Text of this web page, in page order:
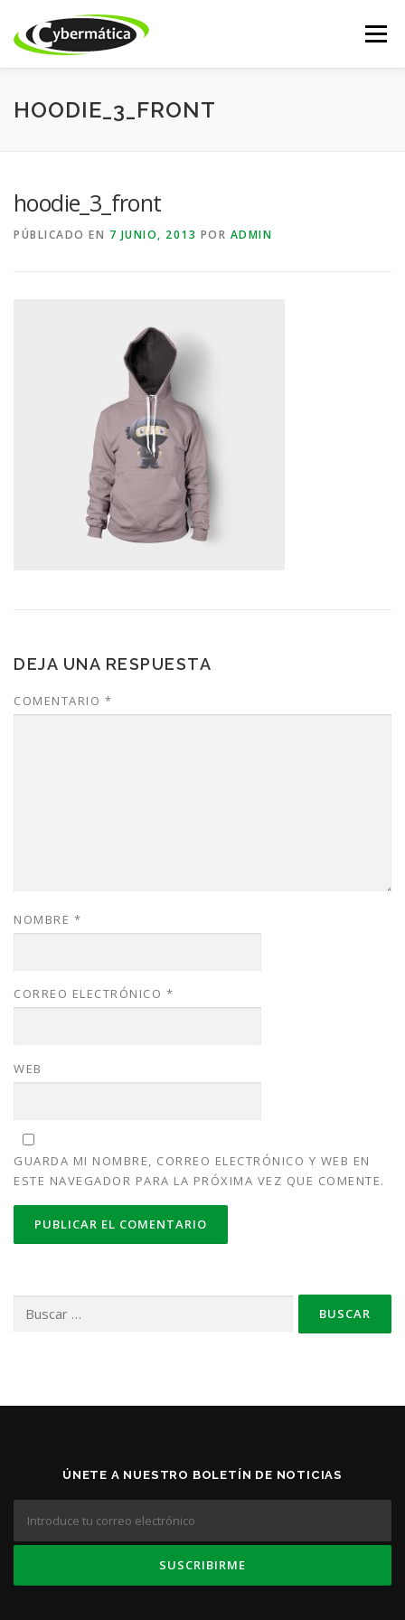
contenido
Menú
INICIO NUESTROS PRODUCTOS
TIENDA ONLINE SOPORTE
HOODIE_3_FRONT
hoodie_3_front
PÚBLICADO EN 7 JUNIO, 2013 POR ADMIN
DEJA UNA RESPUESTA
COMENTARIO *
NOMBRE *
CORREO ELECTRÓNICO *
WEB
GUARDA MI NOMBRE, CORREO ELECTRÓNICO Y WEB EN
ESTE NAVEGADOR PARA LA PRÓXIMA VEZ QUE COMENTE.
ÚNETE A NUESTRO BOLETÍN DE NOTICIAS